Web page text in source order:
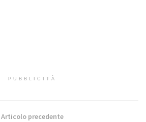
PUBBLICITÀ
Articolo precedente